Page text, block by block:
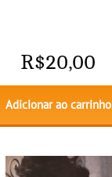
R$20,00
Adicionar ao carrinho